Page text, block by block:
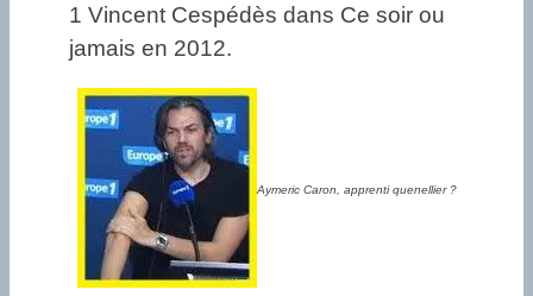
1 Vincent Cespédès dans Ce soir ou
jamais en 2012.
Aymeric Caron, apprenti quenellier ?